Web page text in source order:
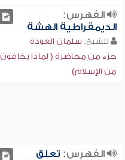
الفهرس:
الديمقراطية الهشة
للشيخ: سلمان العودة
جزء من محاضرة ( لماذا يخافون
من الإسلام)
الفهرس: تعلق